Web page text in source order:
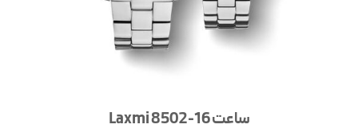
ساعت Laxmi 8502-16